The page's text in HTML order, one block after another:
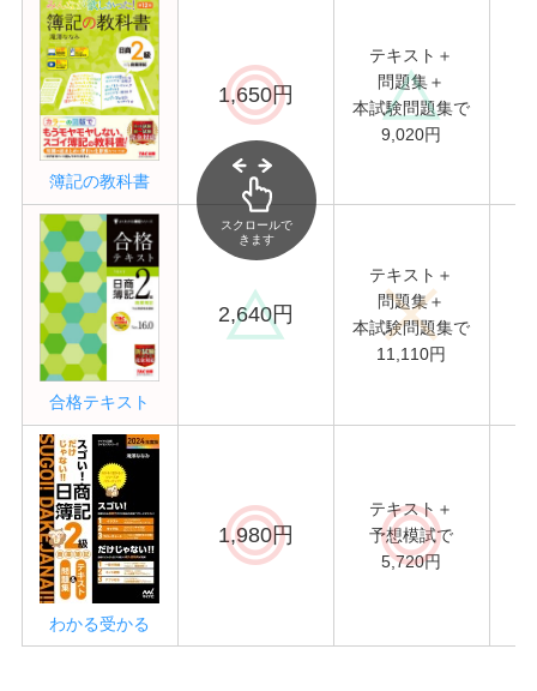
簿記の教科書
1,650円
テキスト＋
問題集＋
本試験問題集で
9,020円
合格テキスト
2,640円
テキスト＋
問題集＋
本試験問題集で
11,110円
わかる受かる
1,980円
テキスト＋
予想模試で
5,720円
スクロールで
きます